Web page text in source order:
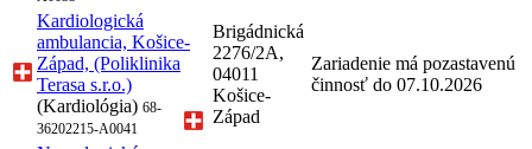
Kardiologická
ambulancia, Košice-
Západ, (Poliklinika
Terasa s.r.o.)
(Kardiológia) 68-
36202215-A0041
Brigádnická
2276/2A,
04011
Košice-
Západ
Zariadenie má pozastavenú
činnosť do 07.10.2026